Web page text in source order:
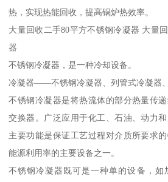
热，实现热能回收，提高锅炉热效率。
大量回收二手80平方不锈钢冷凝器 大量
器
不锈钢冷凝器，是一种冷却设备。
冷凝器——不锈钢冷凝器、列管式冷凝器
不锈钢冷凝器是将热流体的部分热量传
交换器。广泛应用于化工、石油、动力
主要功能是保证工艺过程对介质所要求
能源利用率的主要设备之一。
不锈钢冷凝器既可是一种单的设备，如